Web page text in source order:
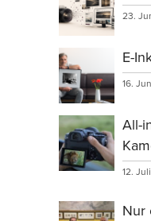
23.
E-
16.
All-
12.
Nur